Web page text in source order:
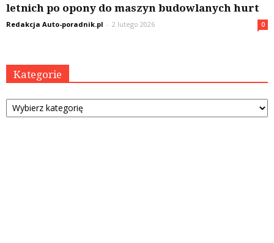
letnich po opony do maszyn budowlanych hurt
Redakcja Auto-poradnik.pl - 2 lutego 2026 0
Kategorie
Kategorie